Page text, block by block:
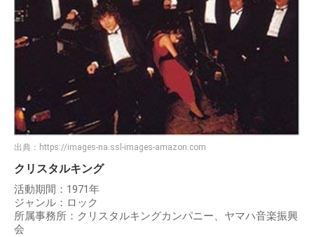
出典： https://images-na.ssl-images-amazon.com
クリスタルキング
活動期間：1971年
ジャンル：ロック
所属事務所：クリスタルキングカンパニー、ヤマハ音楽振興
会